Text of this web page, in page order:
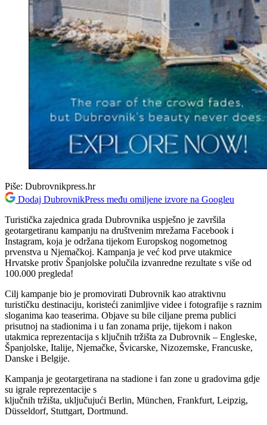
Piše: Dubrovnikpress.hr
Dodaj DubrovnikPress među omiljene izvore na Googleu
Turistička zajednica grada Dubrovnika uspješno je završila
geotargetiranu kampanju na društvenim mrežama Facebook i
Instagram, koja je održana tijekom Europskog nogometnog
prvenstva u Njemačkoj. Kampanja je već kod prve utakmice
Hrvatske protiv Španjolske polučila izvanredne rezultate s više od
100.000 pregleda!
Cilj kampanje bio je promovirati Dubrovnik kao atraktivnu
turističku destinaciju, koristeći zanimljive videe i fotografije s raznim
sloganima kao teaserima. Objave su bile ciljane prema publici
prisutnoj na stadionima i u fan zonama prije, tijekom i nakon
utakmica reprezentacija s ključnih tržišta za Dubrovnik – Engleske,
Španjolske, Italije, Njemačke, Švicarske, Nizozemske, Francuske,
Danske i Belgije.
Kampanja je geotargetirana na stadione i fan zone u gradovima gdje
su igrale reprezentacije s
ključnih tržišta, uključujući Berlin, München, Frankfurt, Leipzig,
Düsseldorf, Stuttgart, Dortmund.